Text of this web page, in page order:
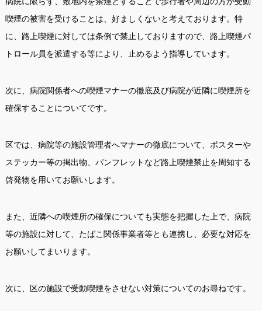
喫煙の被害を受けることは、好ましくないと考えております。特
に、路上喫煙に対しては条例で禁止しておりますので、路上喫煙パ
トロール員を派遣する等により、止めるよう指導しています。
次に、病院関係者への喫煙マナーの徹底及び病院が近隣に喫煙所を
確保することについてです。
区では、病院等の施設管理者へマナーの徹底について、ポスターや
ステッカー等の掲出物、パンフレットなど路上喫煙禁止を周知する
啓発物を用いてお願いします。
また、近隣への喫煙所の確保についても実態を把握した上で、病院
等の施設に対して、たばこ関係事業者等とも連携し、必要な対応を
お願いしてまいります。
次に、区の施設で受動喫煙をさせない対策についてのお尋ねです。